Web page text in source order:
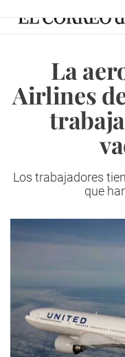
La
Airlines
Los trabajadores
que